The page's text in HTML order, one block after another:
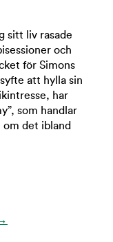
sitt liv rasade
och
för Simons
att hylla sin
har
som handlar
om det ibland